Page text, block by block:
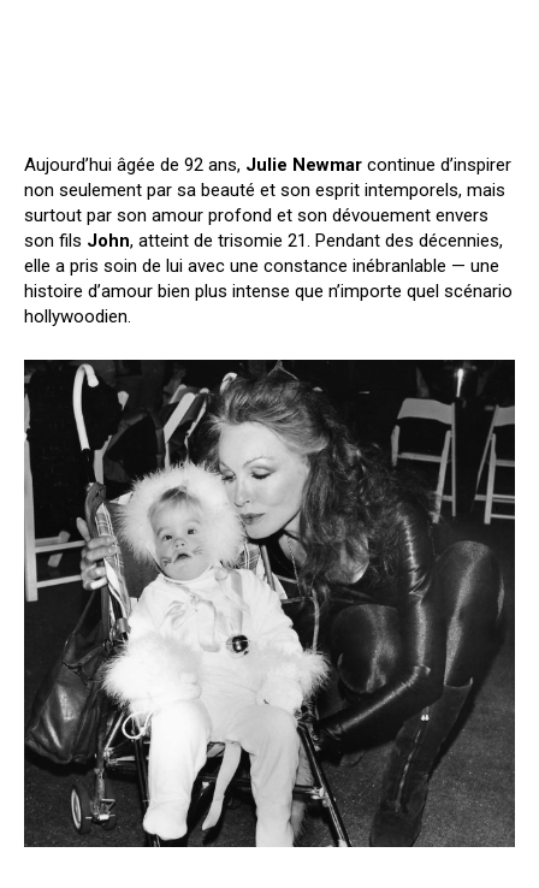
Aujourd’hui âgée de 92 ans, Julie Newmar continue d’inspirer
non seulement par sa beauté et son esprit intemporels, mais
surtout par son amour profond et son dévouement envers
son fils John, atteint de trisomie 21. Pendant des décennies,
elle a pris soin de lui avec une constance inébranlable — une
histoire d’amour bien plus intense que n’importe quel scénario
hollywoodien.